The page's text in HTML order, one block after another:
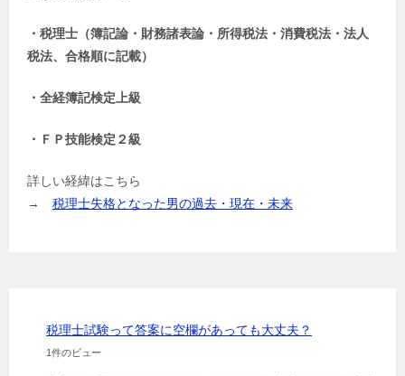
・税理士（簿記論・財務諸表論・所得税法・消費税法・法人
税法、合格順に記載）
・全経簿記検定上級
・ＦＰ技能検定２級
詳しい経緯はこちら
→ 税理士失格となった男の過去・現在・未来
税理士試験って答案に空欄があっても大丈夫？
1件のビュー